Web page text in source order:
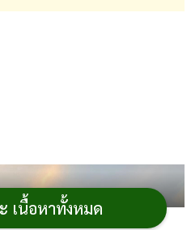
เนื้อหาทั้งหมด